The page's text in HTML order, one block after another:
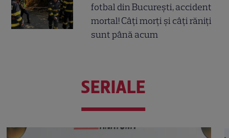
fotbal din București, accident
mortal! Câți morți și câți răniți
sunt până acum
SERIALE